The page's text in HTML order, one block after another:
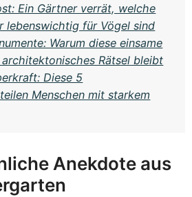
Ein Gärtner verrät, welche
lebenswichtig für Vögel sind
Warum diese einsame
Rätsel bleibt
Diese 5
Menschen mit starkem
Anekdote aus